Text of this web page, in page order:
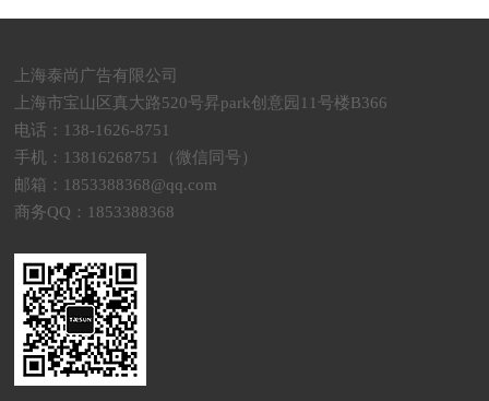
上海泰尚广告有限公司
上海市宝山区真大路520号昇park创意园11号楼B366
电话：138-1626-8751
手机：13816268751（微信同号）
邮箱：1853388368@qq.com
商务QQ：1853388368